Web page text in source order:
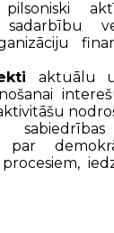
sadarbību
aktuālu
par